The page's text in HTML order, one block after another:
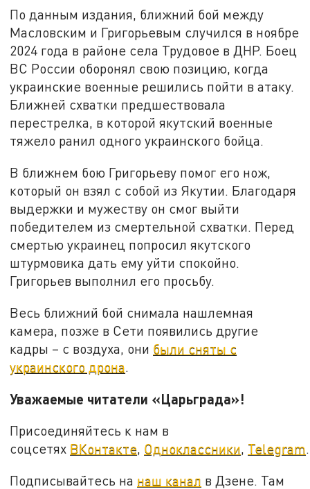
По данным издания, ближний бой между
Масловским и Григорьевым случился в ноябре
2024 года в районе села Трудовое в ДНР. Боец
ВС России оборонял свою позицию, когда
украинские военные решились пойти в атаку.
Ближней схватки предшествовала
перестрелка, в которой якутский военные
тяжело ранил одного украинского бойца.
В ближнем бою Григорьеву помог его нож,
который он взял с собой из Якутии. Благодаря
выдержки и мужеству он смог выйти
победителем из смертельной схватки. Перед
смертью украинец попросил якутского
штурмовика дать ему уйти спокойно.
Григорьев выполнил его просьбу.
Весь ближний бой снимала нашлемная
камера, позже в Сети появились другие
кадры – с воздуха, они были сняты с
украинского дрона.
Уважаемые читатели «Царьграда»!
Присоединяйтесь к нам в
соцсетях ВКонтакте, Одноклассники, Telegram.
Подписывайтесь на наш канал в Дзене. Там